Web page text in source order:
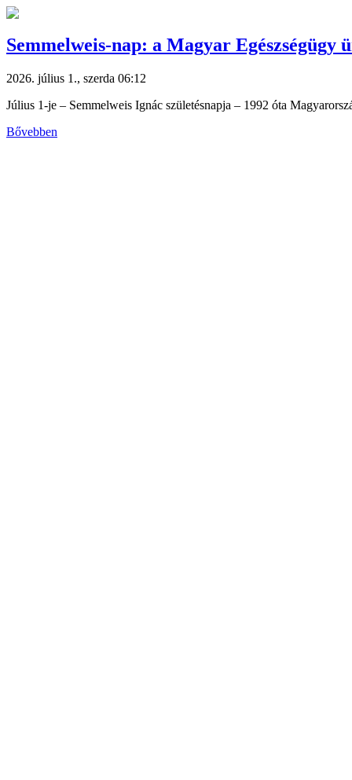
Semmelweis-nap: a Magyar Egészségügy
2026. július 1., szerda 06:12
Július 1-je – Semmelweis Ignác születésnapja – 1992 óta
Bővebben